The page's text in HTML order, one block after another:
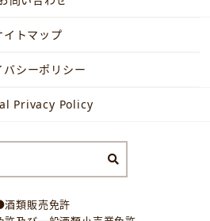
イトマップ
バシーポリシー
Privacy Policy
類販売免許